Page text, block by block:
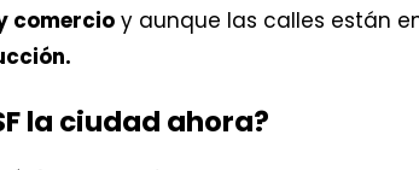
comercio y aunque las calles están
la ciudad ahora?